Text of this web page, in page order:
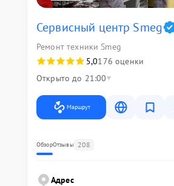
Сервисный центр Smeg
Ремонт техники Smeg
5,0176 оценки
Открыто до 21:00
Маршрут
ОбзорОтзывы 208
Адрес